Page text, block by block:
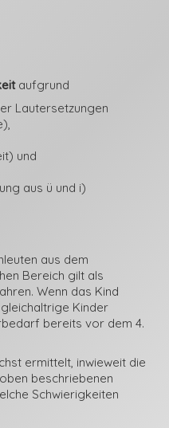
aufgrund
Lautersetzungen
),
) und
aus ü und i)
aus dem
Bereich gilt als
Wenn das Kind
Kinder
bereits vor dem 4.
ermittelt, inwieweit die
beschriebenen
Schwierigkeiten